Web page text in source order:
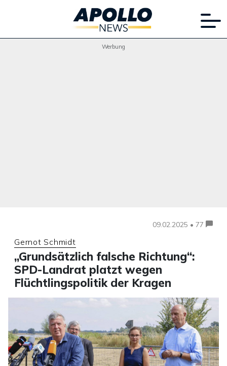
Werbung
09.02.2025 • 77
Gernot Schmidt
„Grundsätzlich falsche Richtung“:
SPD-Landrat platzt wegen
Flüchtlingspolitik der Kragen